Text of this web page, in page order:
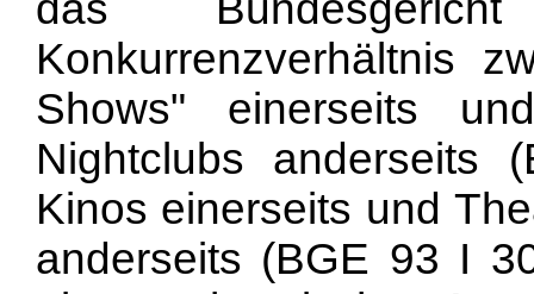
Konkurrenzverhältnis
Shows" einerseits
Nightclubs anderseits
Kinos einerseits und
anderseits (BGE 93 I